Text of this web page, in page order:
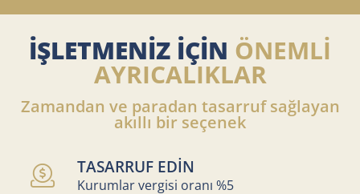
İŞLETMENİZ İÇİN ÖNEMLİ
AYRICALIKLAR
Zamandan ve paradan tasarruf sağlayan
akıllı bir seçenek
TASARRUF EDİN
Kurumlar vergisi oranı %5